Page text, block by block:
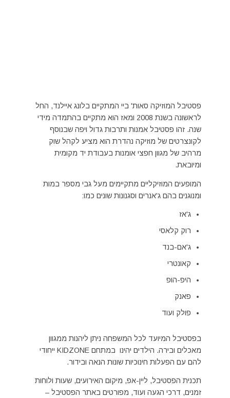
פסטיבל המוזיקה סאות' ביי המתקיים בלונג איילנד, החל
לראשונה בשנת 2008 ומאז הוא מתקיים בהתמדה מידי
שנה. זהו פסטיבל אמנות ותרבות גדול ויפה שבנוסף
לקונצרטים של מוזיקה נהדרת הוא מציע לקהל שוק
מרהיב של מגוון חפצי אומנות בעבודת יד מקומית
ומיובאת.
המופעים המוזיקליים מתקיימים מעל גבי מספר במות
ומנוגנים בהם ג'אנרים וסגנונות שונים כמו:
ג'אז
רוק קלאסי
ג'אם-בנד
קאונטרי
היפ-הופ
פאנק
פולק ועוד
בפסטיבל המיועד לכל המשפחה ניתן ליהנות ממגוון
מאכלים ובירה. הילדים יהינו במתחם KIDZONE ייחודי
להם עם הפעלות חינוכיות שונות הנאה ובידור.
תכנית הפסטיבל, ליין-אפ, מיקום האירועים, שעות ולוחות
זמנים, דרכי הגעה ועוד, מפורטים באתר הפסטיבל –